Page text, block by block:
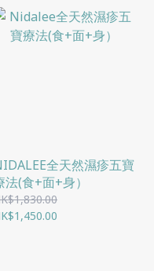
全天然濕疹五寶
法(食+面+身）